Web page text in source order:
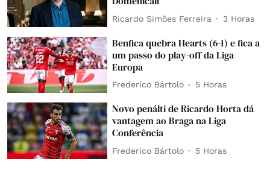
Ricardo Simões Ferreira 3 Horas
Benfica quebra Hearts (6-1) e fica a
um passo do play-off da Liga
Europa
Frederico Bártolo 5 Horas
Novo penálti de Ricardo Horta dá
vantagem ao Braga na Liga
Conferência
Frederico Bártolo 5 Horas